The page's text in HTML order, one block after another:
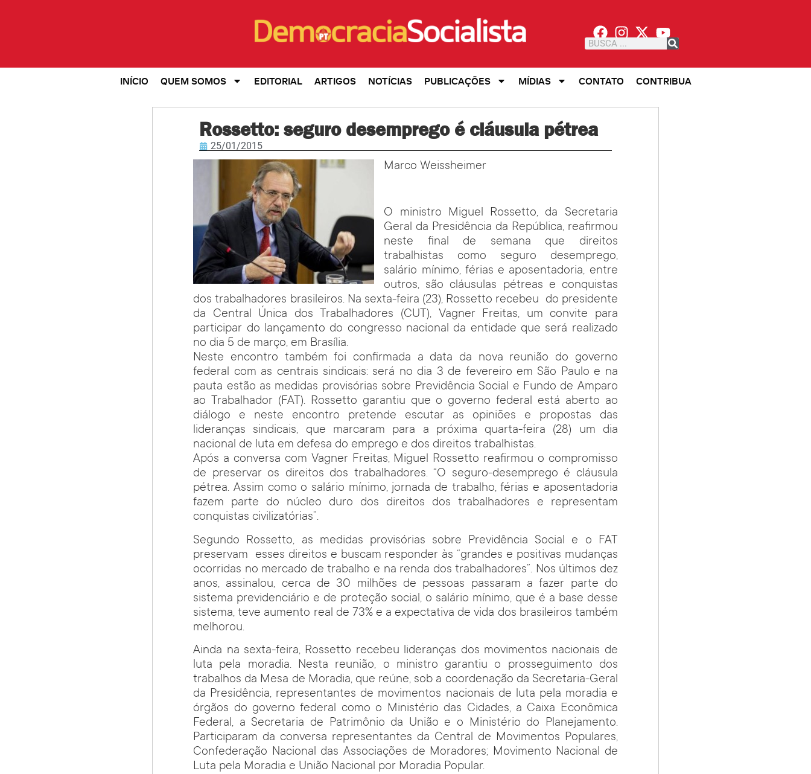
INÍCIO QUEM SOMOS EDITORIAL ARTIGOS NOTÍCIAS PUBLICAÇÕES MÍDIAS CONTATO CONTRIBUA
Rossetto: seguro desemprego é cláusula pétrea
25/01/2015
Marco Weissheimer
O ministro Miguel Rossetto, da Secretaria
Geral da Presidência da República, reafirmou
neste final de semana que direitos
trabalhistas como seguro desemprego,
salário mínimo, férias e aposentadoria, entre
outros, são cláusulas pétreas e conquistas
dos trabalhadores brasileiros. Na sexta-feira (23), Rossetto recebeu do presidente
da Central Única dos Trabalhadores (CUT), Vagner Freitas, um convite para
participar do lançamento do congresso nacional da entidade que será realizado
no dia 5 de março, em Brasília.
Neste encontro também foi confirmada a data da nova reunião do governo
federal com as centrais sindicais: será no dia 3 de fevereiro em São Paulo e na
pauta estão as medidas provisórias sobre Previdência Social e Fundo de Amparo
ao Trabalhador (FAT). Rossetto garantiu que o governo federal está aberto ao
diálogo e neste encontro pretende escutar as opiniões e propostas das
lideranças sindicais, que marcaram para a próxima quarta-feira (28) um dia
nacional de luta em defesa do emprego e dos direitos trabalhistas.
Após a conversa com Vagner Freitas, Miguel Rossetto reafirmou o compromisso
de preservar os direitos dos trabalhadores. “O seguro-desemprego é cláusula
pétrea. Assim como o salário mínimo, jornada de trabalho, férias e aposentadoria
fazem parte do núcleo duro dos direitos dos trabalhadores e representam
conquistas civilizatórias”.
Segundo Rossetto, as medidas provisórias sobre Previdência Social e o FAT
preservam esses direitos e buscam responder às “grandes e positivas mudanças
ocorridas no mercado de trabalho e na renda dos trabalhadores”. Nos últimos dez
anos, assinalou, cerca de 30 milhões de pessoas passaram a fazer parte do
sistema previdenciário e de proteção social, o salário mínimo, que é a base desse
sistema, teve aumento real de 73% e a expectativa de vida dos brasileiros também
melhorou.
Ainda na sexta-feira, Rossetto recebeu lideranças dos movimentos nacionais de
luta pela moradia. Nesta reunião, o ministro garantiu o prosseguimento dos
trabalhos da Mesa de Moradia, que reúne, sob a coordenação da Secretaria-Geral
da Presidência, representantes de movimentos nacionais de luta pela moradia e
órgãos do governo federal como o Ministério das Cidades, a Caixa Econômica
Federal, a Secretaria de Patrimônio da União e o Ministério do Planejamento.
Participaram da conversa representantes da Central de Movimentos Populares,
Confederação Nacional das Associações de Moradores; Movimento Nacional de
Luta pela Moradia e União Nacional por Moradia Popular.